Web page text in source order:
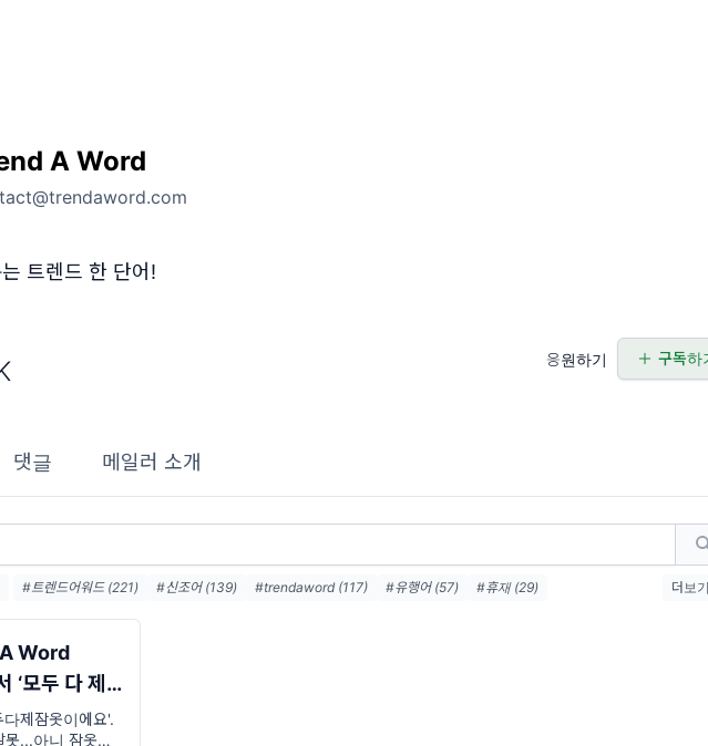
A Word
트렌드 한 단어!
응원하기 구독하
댓글 메일러 소개
#트렌드어워드 (221) #신조어 (139) #trendaword (117) #유행어 (57)
#휴재 (29)
더보기
Word
말해보세요
제잠옷이에요'.
못...아니 잠옷이